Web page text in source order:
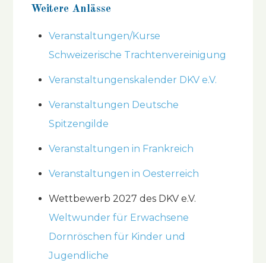
Weitere Anlässe
Veranstaltungen/Kurse
Schweizerische Trachtenvereinigung
Veranstaltungenskalender DKV e.V.
Veranstaltungen Deutsche
Spitzengilde
Veranstaltungen in Frankreich
Veranstaltungen in Oesterreich
Wettbewerb 2027 des DKV e.V.
Weltwunder für Erwachsene
Dornröschen für Kinder und
Jugendliche